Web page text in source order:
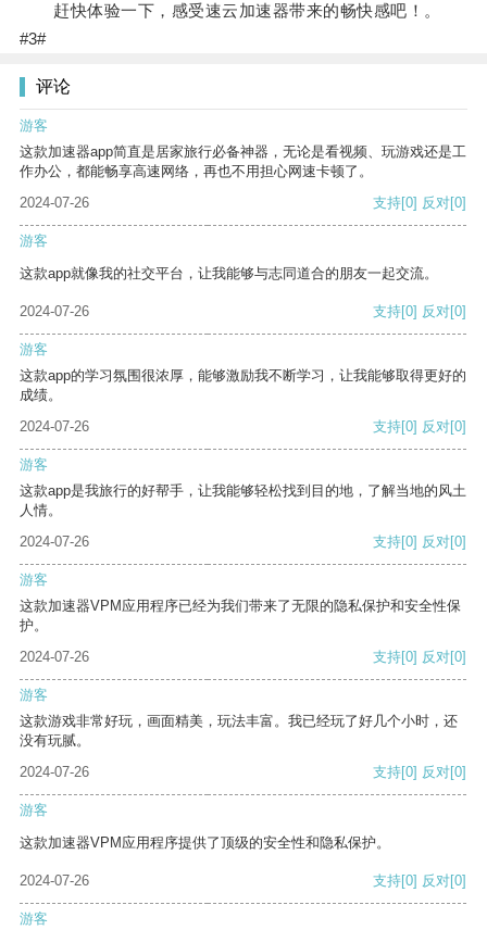
赶快体验一下，感受速云加速器带来的畅快感吧！。
#3#
评论
游客
这款加速器app简直是居家旅行必备神器，无论是看视频、玩游戏还是工
作办公，都能畅享高速网络，再也不用担心网速卡顿了。
2024-07-26
支持[0] 反对[0]
游客
这款app就像我的社交平台，让我能够与志同道合的朋友一起交流。
2024-07-26 支持[0] 反对[0]
游客
这款app的学习氛围很浓厚，能够激励我不断学习，让我能够取得更好的
成绩。
2024-07-26
支持[0] 反对[0]
游客
这款app是我旅行的好帮手，让我能够轻松找到目的地，了解当地的风土
人情。
2024-07-26
支持[0] 反对[0]
游客
这款加速器VPM应用程序已经为我们带来了无限的隐私保护和安全性保
护。
2024-07-26
支持[0] 反对[0]
游客
这款游戏非常好玩，画面精美，玩法丰富。我已经玩了好几个小时，还
没有玩腻。
2024-07-26
支持[0] 反对[0]
游客
这款加速器VPM应用程序提供了顶级的安全性和隐私保护。
2024-07-26 支持[0] 反对[0]
游客